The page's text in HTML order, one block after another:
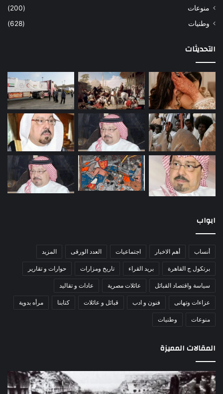
منوعات
(200)
وطنيات
(628)
التحديثات
ابواب
أنساب أهم الاخبار اجتماعيات العدد الورقى المزيد
برتكول ج القاهرة بريد القراء تاريخ ومزارات حوارات و تقارير
سياسة واقتصاد القبائل عائلات مصرية عادات و تقاليد
عزاءات وتهانى فنون و ادب قبائل و عائلات كتابنا مرأه بدوية
منوعات وطنيات
المقالات المميزة
اللواء
دكتور